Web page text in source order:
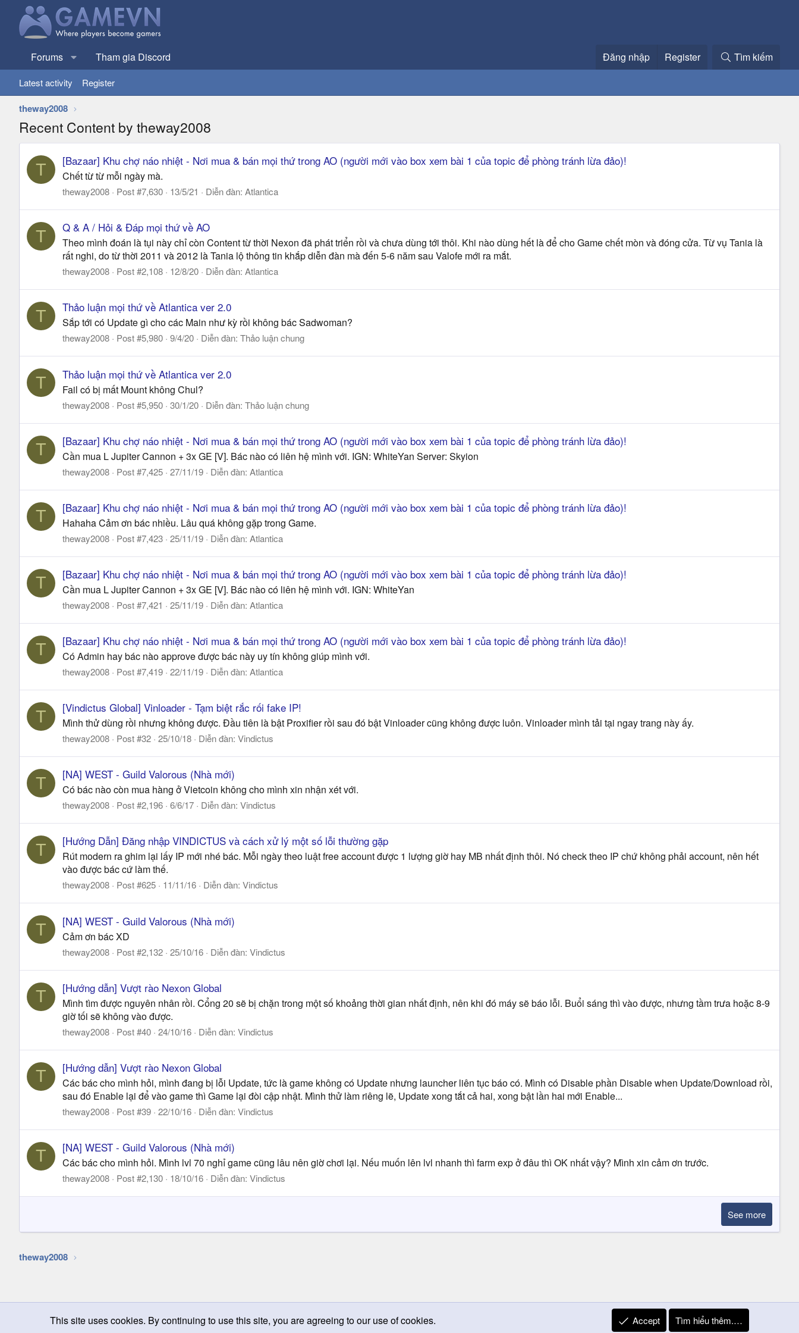
Forums Tham gia Discord Đăng nhập Register Tìm kiếm
Latest activity Register
theway2008
Recent Content by theway2008
T [Bazaar] Khu chợ náo nhiệt - Nơi mua & bán mọi thứ trong AO (người mới vào box xem bài 1 của topic để phòng tránh lừa đảo)!
Chết từ từ mỗi ngày mà.
theway2008 Post #7,630 13/5/21 Diễn đàn: Atlantica
T Q & A / Hỏi & Đáp mọi thứ về AO
Theo mình đoán là tụi này chỉ còn Content từ thời Nexon đã phát triển rồi và chưa dùng tới thôi. Khi nào dùng hết là để cho Game chết mòn và đóng cửa. Từ vụ Tania là
rất nghi, do từ thời 2011 và 2012 là Tania lộ thông tin khắp diễn đàn mà đến 5-6 năm sau Valofe mới ra mắt.
theway2008 Post #2,108 12/8/20 Diễn đàn: Atlantica
T Thảo luận mọi thứ về Atlantica ver 2.0
Sắp tới có Update gì cho các Main như kỳ rồi không bác Sadwoman?
theway2008 Post #5,980 9/4/20 Diễn đàn: Thảo luận chung
T Thảo luận mọi thứ về Atlantica ver 2.0
Fail có bị mất Mount không Chul?
theway2008 Post #5,950 30/1/20 Diễn đàn: Thảo luận chung
T [Bazaar] Khu chợ náo nhiệt - Nơi mua & bán mọi thứ trong AO (người mới vào box xem bài 1 của topic để phòng tránh lừa đảo)!
Cần mua L Jupiter Cannon + 3x GE [V]. Bác nào có liên hệ mình với. IGN: WhiteYan Server: Skyion
theway2008 Post #7,425 27/11/19 Diễn đàn: Atlantica
T [Bazaar] Khu chợ náo nhiệt - Nơi mua & bán mọi thứ trong AO (người mới vào box xem bài 1 của topic để phòng tránh lừa đảo)!
Hahaha Cảm ơn bác nhiều. Lâu quá không gặp trong Game.
theway2008 Post #7,423 25/11/19 Diễn đàn: Atlantica
T [Bazaar] Khu chợ náo nhiệt - Nơi mua & bán mọi thứ trong AO (người mới vào box xem bài 1 của topic để phòng tránh lừa đảo)!
Cần mua L Jupiter Cannon + 3x GE [V]. Bác nào có liên hệ mình với. IGN: WhiteYan
theway2008 Post #7,421 25/11/19 Diễn đàn: Atlantica
T [Bazaar] Khu chợ náo nhiệt - Nơi mua & bán mọi thứ trong AO (người mới vào box xem bài 1 của topic để phòng tránh lừa đảo)!
Có Admin hay bác nào approve được bác này uy tín không giúp mình với.
theway2008 Post #7,419 22/11/19 Diễn đàn: Atlantica
T [Vindictus Global] Vinloader - Tạm biệt rắc rối fake IP!
Mình thử dùng rồi nhưng không được. Đầu tiên là bật Proxifier rồi sau đó bật Vinloader cũng không được luôn. Vinloader mình tải tại ngay trang này ấy.
theway2008 Post #32 25/10/18 Diễn đàn: Vindictus
T [NA] WEST - Guild Valorous (Nhà mới)
Có bác nào còn mua hàng ở Vietcoin không cho mình xin nhận xét với.
theway2008 Post #2,196 6/6/17 Diễn đàn: Vindictus
T [Hướng Dẫn] Đăng nhập VINDICTUS và cách xử lý một số lỗi thường gặp
Rút modern ra ghim lại lấy IP mới nhé bác. Mỗi ngày theo luật free account được 1 lượng giờ hay MB nhất định thôi. Nó check theo IP chứ không phải account, nên hết
vào được bác cứ làm thế.
theway2008 Post #625 11/11/16 Diễn đàn: Vindictus
T [NA] WEST - Guild Valorous (Nhà mới)
Cảm ơn bác XD
theway2008 Post #2,132 25/10/16 Diễn đàn: Vindictus
T [Hướng dẫn] Vượt rào Nexon Global
Mình tìm được nguyên nhân rồi. Cổng 20 sẽ bị chặn trong một số khoảng thời gian nhất định, nên khi đó máy sẽ báo lỗi. Buổi sáng thì vào được, nhưng tầm trưa hoặc 8-9
giờ tối sẽ không vào được.
theway2008 Post #40 24/10/16 Diễn đàn: Vindictus
T [Hướng dẫn] Vượt rào Nexon Global
Các bác cho mình hỏi, mình đang bị lỗi Update, tức là game không có Update nhưng launcher liên tục báo có. Mình có Disable phần Disable when Update/Download rồi,
sau đó Enable lại để vào game thì Game lại đòi cập nhật. Mình thử làm riêng lẽ, Update xong tắt cả hai, xong bật lần hai mới Enable...
theway2008 Post #39 22/10/16 Diễn đàn: Vindictus
T [NA] WEST - Guild Valorous (Nhà mới)
Các bác cho mình hỏi. Mình lvl 70 nghỉ game cũng lâu nên giờ chơi lại. Nếu muốn lên lvl nhanh thì farm exp ở đâu thì OK nhất vậy? Mình xin cảm ơn trước.
theway2008 Post #2,130 18/10/16 Diễn đàn: Vindictus
See more
theway2008
Chọn giao diện Change width Quy định và Nội quy Privacy Policy Trợ giúp
This site uses cookies. By continuing to use this site, you are agreeing to our use of cookies. Accept Tìm hiểu thêm.…